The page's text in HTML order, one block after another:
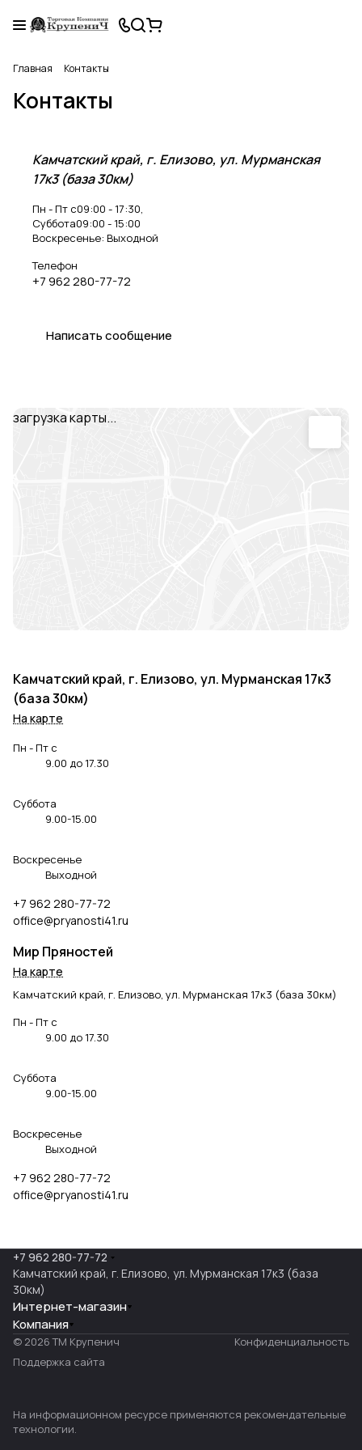
Главная Контакты
Контакты
загрузка карты...
Камчатский край, г. Елизово, ул. Мурманская 17к3
(база 30км)
На карте
Пн - Пт с
9.00 до 17.30
Суббота
9.00-15.00
Воскресенье
Выходной
+7 962 280-77-72
office@pryanosti41.ru
Мир Пряностей
На карте
Камчатский край, г. Елизово, ул. Мурманская 17к3 (база 30км)
Пн - Пт с
9.00 до 17.30
Суббота
9.00-15.00
Воскресенье
Выходной
+7 962 280-77-72
office@pryanosti41.ru
Камчатский край, г. Елизово, ул. Мурманская
17к3 (база 30км)
Пн - Пт с09:00 - 17:30,
Суббота09:00 - 15:00
Воскресенье: Выходной
Телефон
+7 962 280-77-72
Написать сообщение
+7 962 280-77-72
Камчатский край, г. Елизово, ул. Мурманская 17к3 (база
30км)
Интернет-магазин
Компания
© 2026 ТМ Крупенич
Конфиденциальность
Поддержка сайта
На информационном ресурсе применяются рекомендательные
технологии.